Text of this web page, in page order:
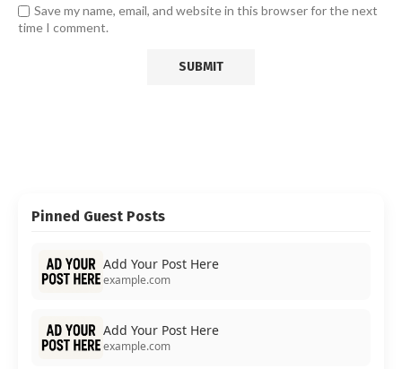
Save my name, email, and website in this browser for the next
time I comment.
Pinned Guest Posts
Add Your Post Here
example.com
Add Your Post Here
example.com